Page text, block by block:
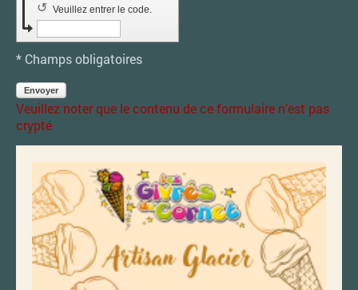
Veuillez entrer le code.
↺
* Champs obligatoires
Envoyer
Veuillez noter que le contenu de ce formulaire n'est pas
crypté